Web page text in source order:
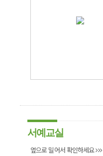
서예교실
옆으로 밀어서 확인하세요